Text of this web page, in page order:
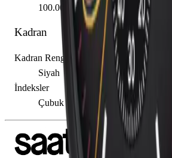
100.00 m
Kadran
Kadran Rengi
Siyah
İndeksler
Çubuk / Nokta